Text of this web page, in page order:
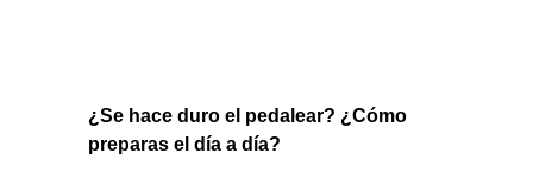
¿Se hace duro el pedalear? ¿Cómo
preparas el día a día?